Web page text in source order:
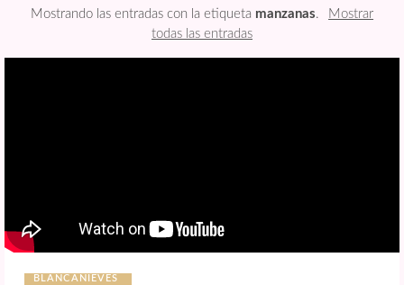
Mostrando las entradas con la etiqueta manzanas.
Mostrar
todas las entradas
BLANCANIEVES